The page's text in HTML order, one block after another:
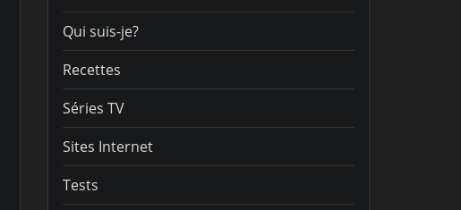
Qui suis-je?
Recettes
Séries TV
Sites Internet
Tests